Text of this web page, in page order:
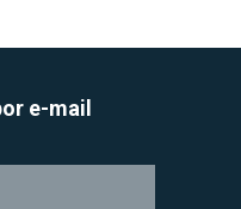
e-mail